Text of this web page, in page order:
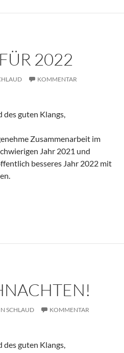
2022
KOMMENTAR
des guten Klangs,
Zusammenarbeit im
Jahr 2021 und
besseres Jahr 2022 mit
SCHLAUD
KOMMENTAR
des guten Klangs,